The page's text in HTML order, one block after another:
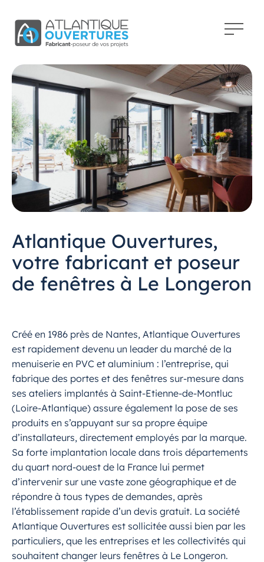
Atlantique Ouvertures,
votre fabricant et poseur
de fenêtres à Le Longeron
Créé en 1986 près de Nantes, Atlantique Ouvertures
est rapidement devenu un leader du marché de la
menuiserie en PVC et aluminium : l’entreprise, qui
fabrique des portes et des fenêtres sur-mesure dans
ses ateliers implantés à Saint-Etienne-de-Montluc
(Loire-Atlantique) assure également la pose de ses
produits en s’appuyant sur sa propre équipe
d’installateurs, directement employés par la marque.
Sa forte implantation locale dans trois départements
du quart nord-ouest de la France lui permet
d’intervenir sur une vaste zone géographique et de
répondre à tous types de demandes, après
l’établissement rapide d’un devis gratuit. La société
Atlantique Ouvertures est sollicitée aussi bien par les
particuliers, que les entreprises et les collectivités qui
souhaitent changer leurs fenêtres à Le Longeron.